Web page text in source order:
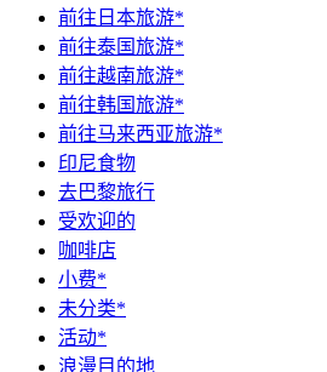
前往日本旅游*
前往泰国旅游*
前往越南旅游*
前往韩国旅游*
前往马来西亚旅游*
印尼食物
去巴黎旅行
受欢迎的
咖啡店
小费*
未分类*
活动*
浪漫目的地